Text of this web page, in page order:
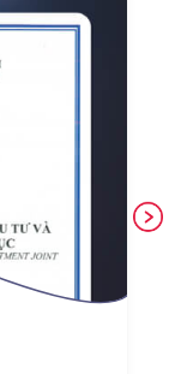
sắc trong lĩnh